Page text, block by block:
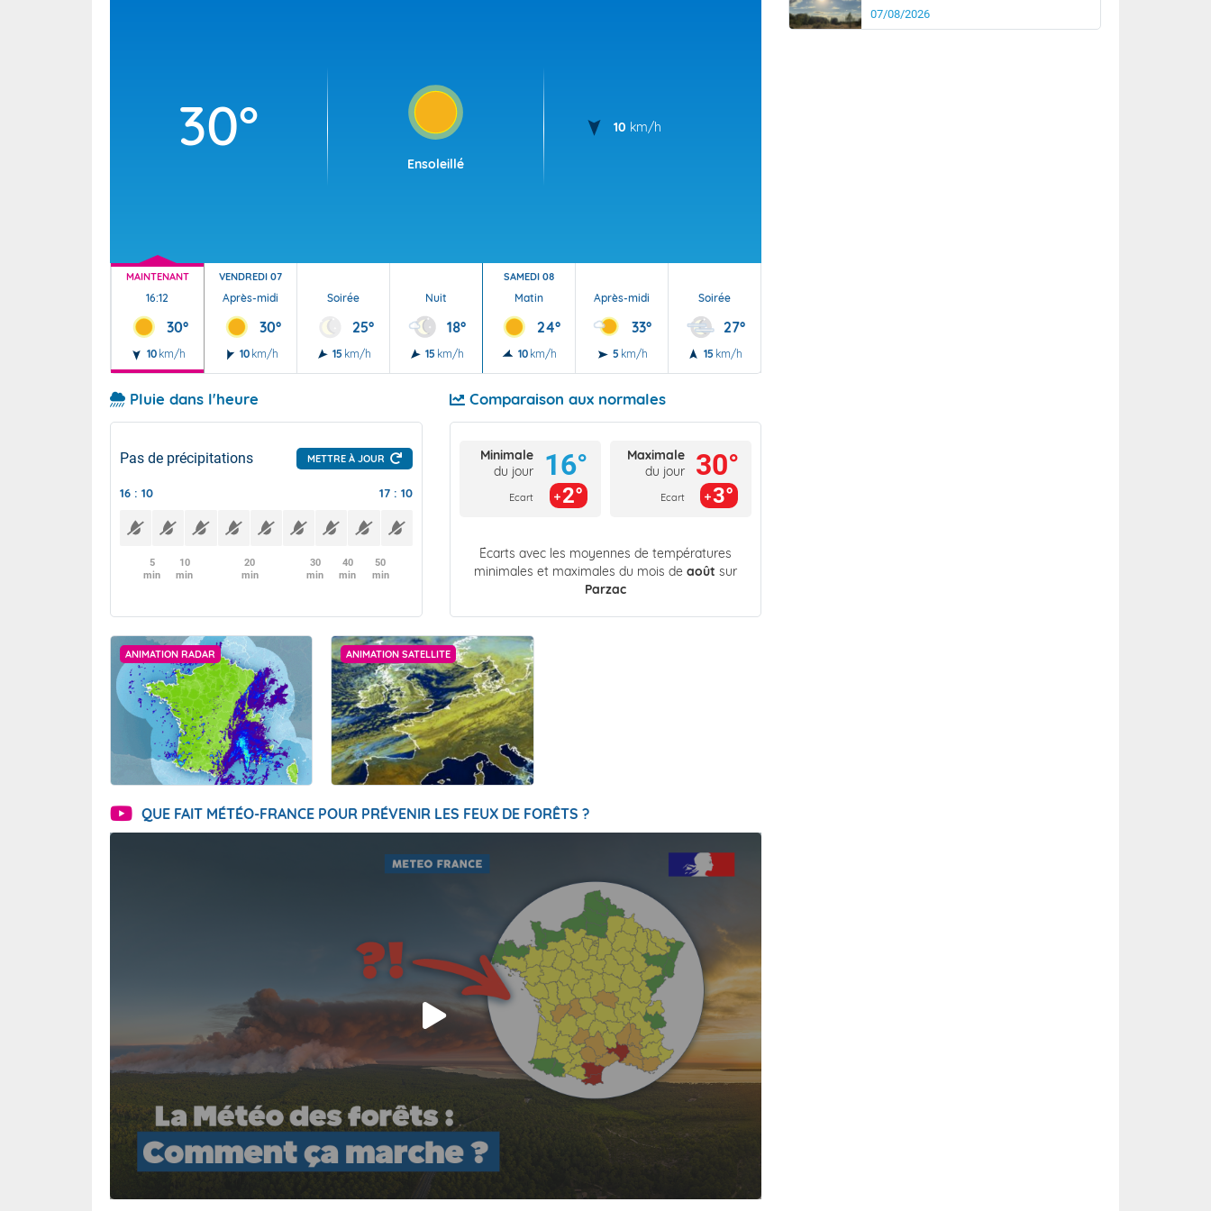
30°
Ensoleillé
10 km/h
MAINTENANT
16:12
30°
10 km/h
VENDREDI 07
Après-midi
30°
10 km/h
Soirée
25°
15 km/h
Nuit
18°
15 km/h
SAMEDI 08
Matin
24°
10 km/h
Après-midi
33°
5 km/h
Soirée
27°
15 km/h
Pluie dans l'heure
Pas de précipitations METTRE À JOUR
16 : 10 17 : 10
5
min
10
min
20
min
30
min
40
min
50
min
Comparaison aux normales
Minimale
du jour
Ecart
16°
2°
Maximale
du jour
Ecart
30°
3°
Écarts avec les moyennes de températures
minimales et maximales du mois de août sur
Parzac
ANIMATION RADAR ANIMATION SATELLITE
QUE FAIT MÉTÉO-FRANCE POUR PRÉVENIR LES FEUX DE FORÊTS ?
07/08/2026